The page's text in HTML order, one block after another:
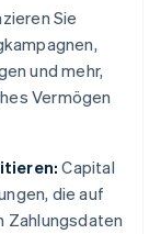
Sie
und mehr,
Vermögen
Capital
die auf
Zahlungsdaten